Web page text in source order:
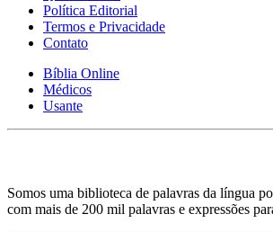
Política Editorial
Termos e Privacidade
Contato
Bíblia Online
Médicos
Usante
Somos uma biblioteca de palavras da língua
com mais de 200 mil palavras e expressões